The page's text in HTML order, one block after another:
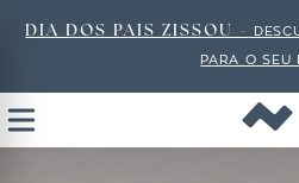
DIA DOS PAIS ZISSOU -
PARA O SEU
Open